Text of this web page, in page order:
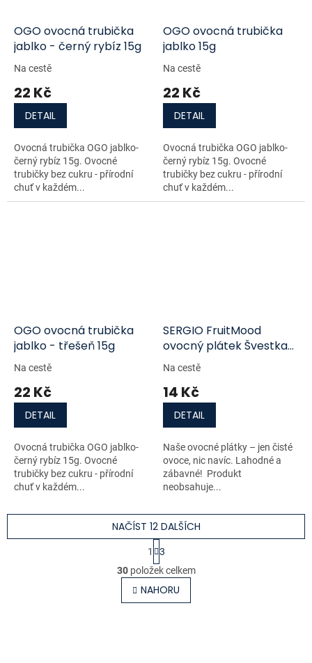
OGO ovocná trubička
jablko - černý rybíz 15g
Na cestě
22 Kč
DETAIL
Ovocná trubička OGO jablko-
černý rybíz 15g. Ovocné
trubičky bez cukru - přírodní
chuť v každém...
OGO ovocná trubička
jablko 15g
Na cestě
22 Kč
DETAIL
Ovocná trubička OGO jablko-
černý rybíz 15g. Ovocné
trubičky bez cukru - přírodní
chuť v každém...
OGO ovocná trubička
jablko - třešeň 15g
Na cestě
22 Kč
DETAIL
Ovocná trubička OGO jablko-
černý rybíz 15g. Ovocné
trubičky bez cukru - přírodní
chuť v každém...
SERGIO FruitMood
ovocný plátek Švestka
10g
Na cestě
14 Kč
DETAIL
Naše ovocné plátky – jen čisté
ovoce, nic navíc. Lahodné a
zábavné! Produkt
neobsahuje...
O
v
l
á
NAČÍST 12 DALŠÍCH
S
t
r
á
n
k
1
3
30položek celkem
NAHORU